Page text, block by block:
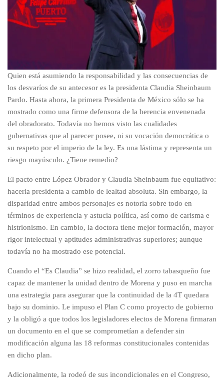
Quien está asumiendo la responsabilidad y las consecuencias de
los desvaríos de su antecesor es la presidenta Claudia Sheinbaum
Pardo. Hasta ahora, la primera Presidenta de México sólo se ha
mostrado como una firme defensora de la herencia envenenada
del obradorato. Todavía no hemos visto las cualidades
gubernativas que al parecer posee, ni su vocación democrática o
su respeto por el imperio de la ley. Es una lástima y representa un
riesgo mayúsculo. ¿Tiene remedio?
El pacto entre López Obrador y Claudia Sheinbaum fue equitativo:
hacerla presidenta a cambio de lealtad absoluta. Sin embargo, la
disparidad entre ambos personajes es notoria sobre todo en
términos de experiencia y astucia política, así como de carisma e
histrionismo. En cambio, la doctora tiene mejor formación, mayor
rigor intelectual y aptitudes administrativas superiores; aunque
todavía no ha mostrado ese potencial.
Cuando el “Es Claudia” se hizo realidad, el zorro tabasqueño fue
capaz de mantener la unidad dentro de Morena y puso en marcha
una estrategia para asegurar que la continuidad de la 4T quedara
bajo su dominio. Le impuso el Plan C como proyecto de gobierno
y la obligó a que todos los legisladores electos de Morena firmaran
un documento en el que se comprometían a defender sin
modificación alguna las 18 reformas constitucionales contenidas
en dicho plan.
Adicionalmente, la rodeó de sus incondicionales en el Congreso,